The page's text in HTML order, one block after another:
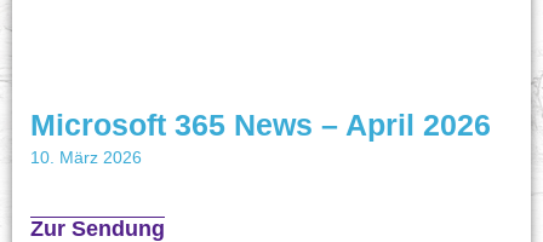
Microsoft 365 News – April 2026
10. März 2026
Zur Sendung